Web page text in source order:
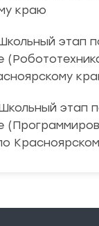
краю
этап
этап